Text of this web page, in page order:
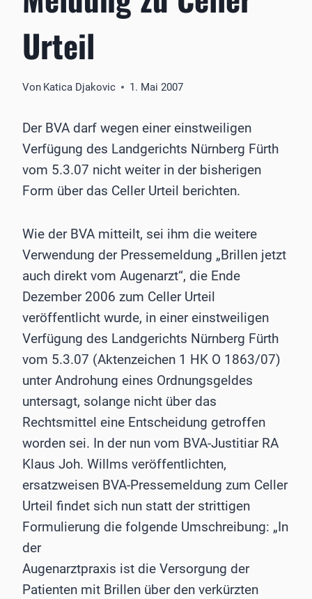
Urteil
Von Katica Djakovic 1. Mai 2007
Der BVA darf wegen einer einstweiligen
Verfügung des Landgerichts Nürnberg Fürth
vom 5.3.07 nicht weiter in der bisherigen
Form über das Celler Urteil berichten.
Wie der BVA mitteilt, sei ihm die weitere
Verwendung der Pressemeldung „Brillen jetzt
auch direkt vom Augenarzt“, die Ende
Dezember 2006 zum Celler Urteil
veröffentlicht wurde, in einer einstweiligen
Verfügung des Landgerichts Nürnberg Fürth
vom 5.3.07 (Aktenzeichen 1 HK O 1863/07)
unter Androhung eines Ordnungsgeldes
untersagt, solange nicht über das
Rechtsmittel eine Entscheidung getroffen
worden sei. In der nun vom BVA-Justitiar RA
Klaus Joh. Willms veröffentlichten,
ersatzweisen BVA-Pressemeldung zum Celler
Urteil findet sich nun statt der strittigen
Formulierung die folgende Umschreibung: „In
der
Augenarztpraxis ist die Versorgung der
Patienten mit Brillen über den verkürzten